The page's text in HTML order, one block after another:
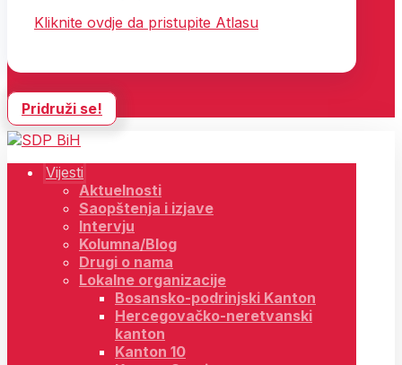
Kliknite ovdje da pristupite Atlasu
Pridruži se!
Vijesti
Aktuelnosti
Saopštenja i izjave
Intervju
Kolumna/Blog
Drugi o nama
Lokalne organizacije
Bosansko-podrinjski Kanton
Hercegovačko-neretvanski
kanton
Kanton 10